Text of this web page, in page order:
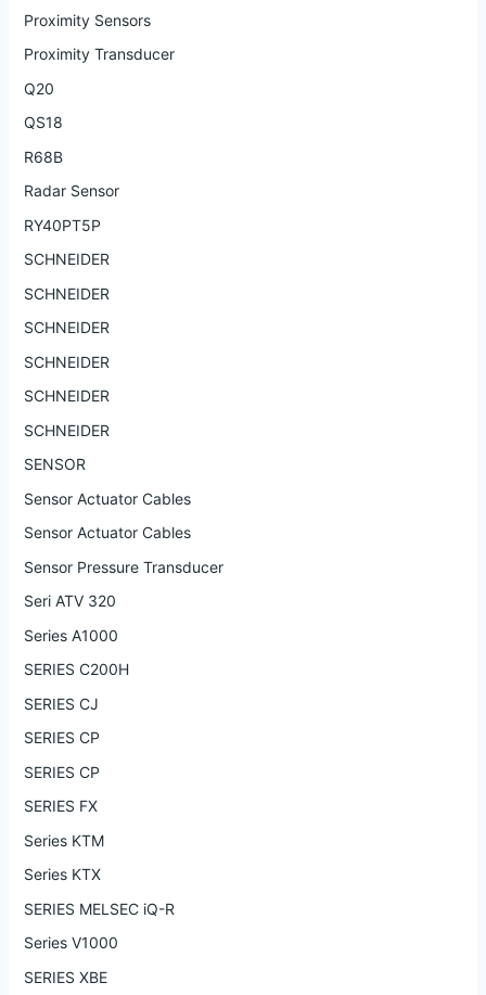
Proximity Sensors
Proximity Transducer
Q20
QS18
R68B
Radar Sensor
RY40PT5P
SCHNEIDER
SCHNEIDER
SCHNEIDER
SCHNEIDER
SCHNEIDER
SCHNEIDER
SENSOR
Sensor Actuator Cables
Sensor Actuator Cables
Sensor Pressure Transducer
Seri ATV 320
Series A1000
SERIES C200H
SERIES CJ
SERIES CP
SERIES CP
SERIES FX
Series KTM
Series KTX
SERIES MELSEC iQ-R
Series V1000
SERIES XBE